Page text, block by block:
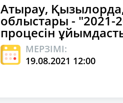
Атырау,
облыстары -
процесін
МЕРЗІМІ:
19.08.2021 12:00